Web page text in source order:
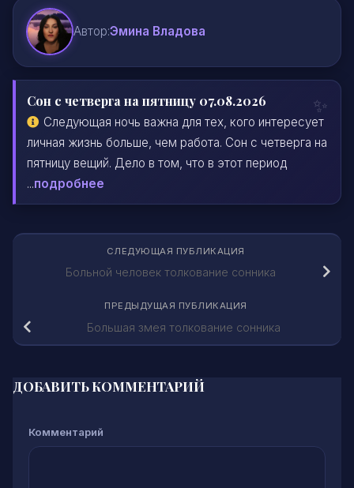
Автор:Эмина Владова
Сон с четверга на пятницу 07.08.2026
Следующая ночь важна для тех, кого интересует
личная жизнь больше, чем работа. Сон с четверга на
пятницу вещий. Дело в том, что в этот период
...подробнее
СЛЕДУЮЩАЯ ПУБЛИКАЦИЯ
Больной человек толкование сонника
ПРЕДЫДУЩАЯ ПУБЛИКАЦИЯ
Большая змея толкование сонника
ДОБАВИТЬ КОММЕНТАРИЙ
Комментарий